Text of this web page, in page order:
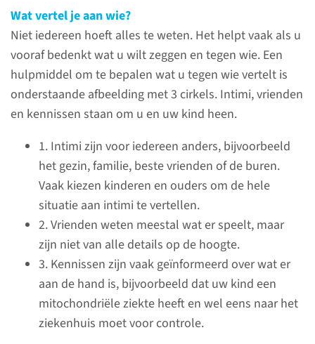
Wat vertel je aan wie?
Niet iedereen hoeft alles te weten. Het helpt vaak als u
vooraf bedenkt wat u wilt zeggen en tegen wie. Een
hulpmiddel om te bepalen wat u tegen wie vertelt is
onderstaande afbeelding met 3 cirkels. Intimi, vrienden
en kennissen staan om u en uw kind heen.
1. Intimi zijn voor iedereen anders, bijvoorbeeld
het gezin, familie, beste vrienden of de buren.
Vaak kiezen kinderen en ouders om de hele
situatie aan intimi te vertellen.
2. Vrienden weten meestal wat er speelt, maar
zijn niet van alle details op de hoogte.
3. Kennissen zijn vaak geïnformeerd over wat er
aan de hand is, bijvoorbeeld dat uw kind een
mitochondriële ziekte heeft en wel eens naar het
ziekenhuis moet voor controle.
Sociale en emotionele
gevolgen
voor kinderen met een
mitochondriële ziekte
Als uw kind een mitochondriële
ziekte heeft, beïnvloedt dit
jullie leven op verschillende
gebieden. Naast de medische
behandeling, zijn er ook
sociale, emotionele en
praktische gevolgen voor uw
kind en uw gezin.
Contact